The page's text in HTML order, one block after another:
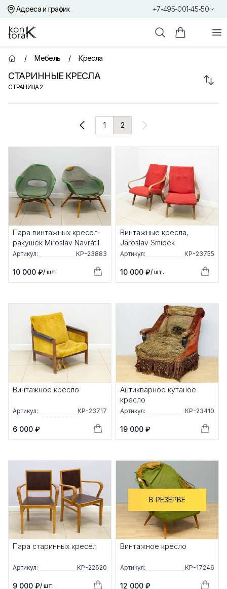
Адреса и график +7-495-001-45-50
Контора К
ПоискКорзина
Главная страница
/ Мебель / Кресла
СТАРИННЫЕ КРЕСЛА
СТРАНИЦА2
1 2
Пара винтажных кресел-
ракушек Miroslav Navrátil
Артикул: КР-23883
10 000 ₽/ шт.
Винтажные кресла,
Jaroslav Smidek
Артикул: КР-23755
10 000 ₽/ шт.
Винтажное кресло
Артикул: КР-23717
6 000 ₽
Антикварное кутаное
кресло
Артикул: КР-23410
19 000 ₽
Пара старинных кресел
Артикул: КР-22620
9 000 ₽/ шт.
В РЕЗЕРВЕ
Винтажное кресло
Артикул: КР-17246
12 000 ₽